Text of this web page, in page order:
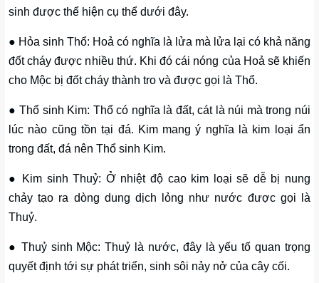
sinh được thể hiện cụ thể dưới đây.
● Hỏa sinh Thổ: Hoả có nghĩa là lửa mà lửa lại có khả năng
đốt cháy được nhiều thứ. Khi đó cái nóng của Hoả sẽ khiến
cho Mộc bị đốt cháy thành tro và được gọi là Thổ.
● Thổ sinh Kim: Thổ có nghĩa là đất, cát là núi mà trong núi
lúc nào cũng tồn tại đá. Kim mang ý nghĩa là kim loại ẩn
trong đất, đá nên Thổ sinh Kim.
● Kim sinh Thuỷ: Ở nhiệt độ cao kim loại sẽ dễ bị nung
chảy tạo ra dòng dung dịch lỏng như nước được gọi là
Thuỷ.
● Thuỷ sinh Mộc: Thuỷ là nước, đây là yếu tố quan trọng
quyết định tới sự phát triển, sinh sôi nảy nở của cây cối.